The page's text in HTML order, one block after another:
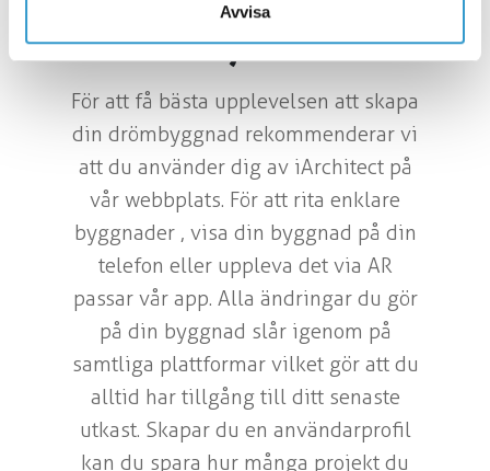
Avvisa
Börja rita
För att få bästa upplevelsen att skapa
din drömbyggnad rekommenderar vi
att du använder dig av iArchitect på
vår webbplats. För att rita enklare
byggnader , visa din byggnad på din
telefon eller uppleva det via AR
passar vår app. Alla ändringar du gör
på din byggnad slår igenom på
samtliga plattformar vilket gör att du
alltid har tillgång till ditt senaste
utkast. Skapar du en användarprofil
kan du spara hur många projekt du